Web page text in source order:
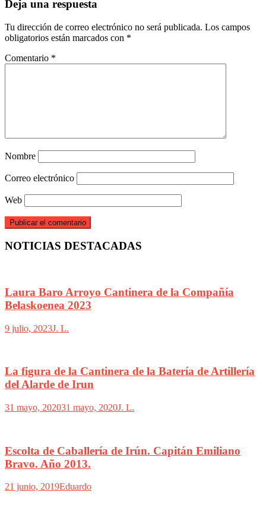
Deja una respuesta
Tu dirección de correo electrónico no será publicada. Los campos
obligatorios están marcados con *
Comentario *
Nombre
Correo electrónico
Web
NOTICIAS DESTACADAS
Laura Baro Arroyo Cantinera de la Compañía
Belaskoenea 2023
9 julio, 2023J. L.
La figura de la Cantinera de la Batería de Artillería
del Alarde de Irun
31 mayo, 202031 mayo, 2020J. L.
Escolta de Caballería de Irún. Capitán Emiliano
Bravo. Año 2013.
21 junio, 2019Eduardo